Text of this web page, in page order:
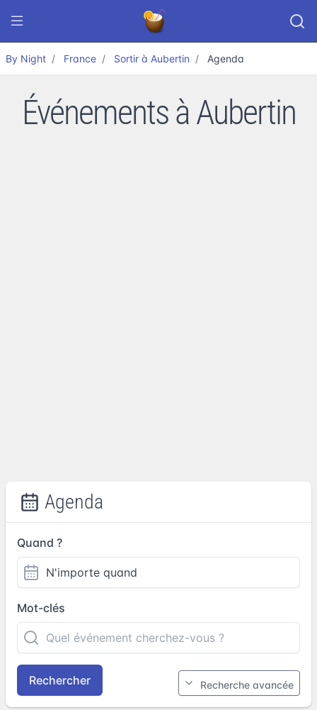
By Night France Sortir à Aubertin Agenda
Événements à Aubertin
Agenda
Quand ?
Mot-clés
Rechercher Recherche avancée